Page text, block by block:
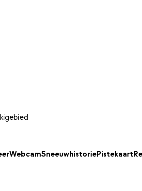
WebcamSneeuwhistoriePistekaart